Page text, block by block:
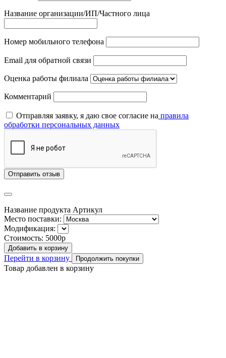
Название организации/ИП/Частного лица
Номер мобильного телефона
Email для обратной связи
Оценка работы филиала
Комментарий
Отправляя заявку, я даю свое согласие на правила
обработки персональных данных
Отправить отзыв
Название продукта Артикул
Место поставки:
Модификация:
Стоимость: 5000р
Добавить в корзину
Перейти в корзину Продолжить покупки
Товар добавлен в корзину